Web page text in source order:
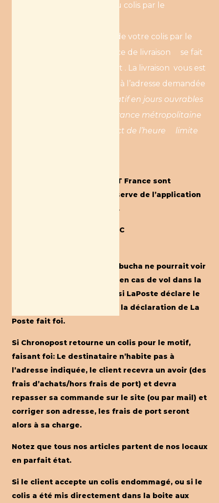
la prise en charge du colis par le
Le délai de livraison de votre colis par le
transporteur : Le service de livraison se fait
avec l’offre Chronopost . La livraison vous est
livré en main propre à l’adresse demandée
(Délai indicatif en jours ouvrables
pour les envois en France métropolitaine
sous réserve du respect de l’heure limite
Les envois en CHRONOPOST France sont
assujettis à la TVA sous réserve de l’application
des règles de territorialité.
La livraison est de 6€90 TTC
Pour les envois, Mama Kombucha ne pourrait voir
sa responsabilité engagée en cas de vol dans la
boite aux lettres du client (si LaPoste déclare le
colis comme « livré ») seule la déclaration de La
Poste fait foi.
Si Chronopost retourne un colis pour le motif,
faisant foi: Le destinataire n’habite pas à
l’adresse indiquée, le client recevra un avoir (des
frais d’achats/hors frais de port) et devra
repasser sa commande sur le site (ou par mail) et
corriger son adresse, les frais de port seront
alors à sa charge.
Notez que tous nos articles partent de nos locaux
en parfait état.
Si le client accepte un colis endommagé, ou si le
colis a été mis directement dans la boite aux